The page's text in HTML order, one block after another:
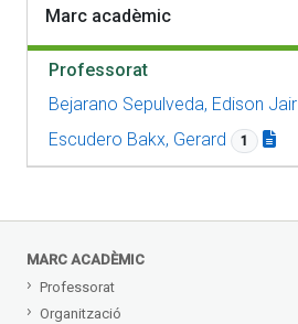
Marc acadèmic
Professorat
Bejarano Sepulveda, Edison Jair
Escudero Bakx, Gerard 1
MARC ACADÈMIC
Professorat
Organització